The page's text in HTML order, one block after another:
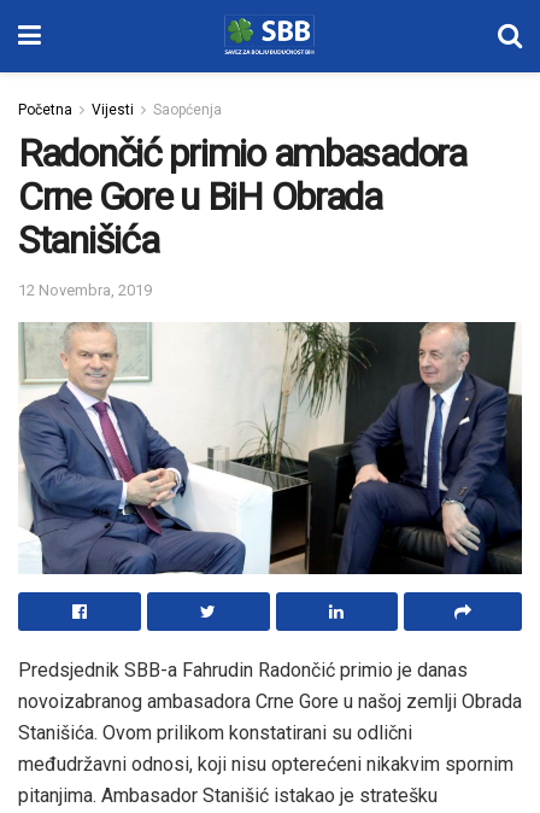
Početna Vijesti Saopćenja
Radončić primio ambasadora
Crne Gore u BiH Obrada
Stanišića
12 Novembra, 2019
Predsjednik SBB-a Fahrudin Radončić primio je danas
novoizabranog ambasadora Crne Gore u našoj zemlji Obrada
Stanišića. Ovom prilikom konstatirani su odlični
međudržavni odnosi, koji nisu opterećeni nikakvim spornim
pitanjima. Ambasador Stanišić istakao je stratešku